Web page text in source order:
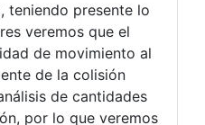
teniendo presente lo
veremos que el
de movimiento al
de la colisión
de cantidades
por lo que veremos